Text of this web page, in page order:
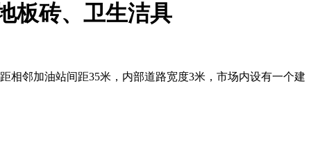
板砖、卫生洁具
相邻加油站间距35米，内部道路宽度3米，市场内设有一个建